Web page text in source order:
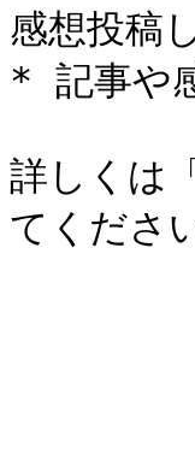
感想投稿
* 記事や
詳しくは